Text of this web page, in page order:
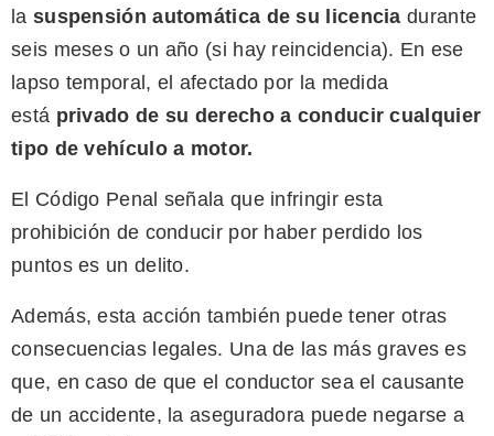
la suspensión automática de su licencia durante
seis meses o un año (si hay reincidencia). En ese
lapso temporal, el afectado por la medida
está privado de su derecho a conducir cualquier
tipo de vehículo a motor.
El Código Penal señala que infringir esta
prohibición de conducir por haber perdido los
puntos es un delito.
Además, esta acción también puede tener otras
consecuencias legales. Una de las más graves es
que, en caso de que el conductor sea el causante
de un accidente, la aseguradora puede negarse a